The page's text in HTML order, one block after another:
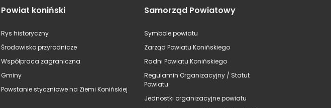
Powiat koniński
Rys historyczny
Środowisko przyrodnicze
Współpraca zagraniczna
Gminy
Powstanie styczniowe na Ziemi Konińskiej
Samorząd Powiatowy
Symbole powiatu
Zarząd Powiatu Konińskiego
Radni Powiatu Konińskiego
Regulamin Organizacyjny / Statut
Powiatu
Jednostki organizacyjne powiatu